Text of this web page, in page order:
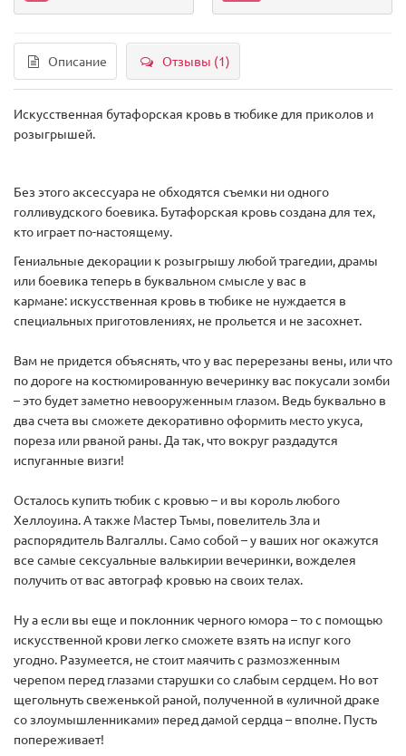
Описание Отзывы (1)
Искусственная бутафорская кровь в тюбике для приколов и
розыгрышей.
Без этого аксессуара не обходятся съемки ни одного
голливудского боевика. Бутафорская кровь создана для тех,
кто играет по-настоящему.
Гениальные декорации к розыгрышу любой трагедии, драмы
или боевика теперь в буквальном смысле у вас в
кармане: искусственная кровь в тюбике не нуждается в
специальных приготовлениях, не прольется и не засохнет.
Вам не придется объяснять, что у вас перерезаны вены, или что
по дороге на костюмированную вечеринку вас покусали зомби
– это будет заметно невооруженным глазом. Ведь буквально в
два счета вы сможете декоративно оформить место укуса,
пореза или рваной раны. Да так, что вокруг раздадутся
испуганные визги!
Осталось купить тюбик с кровью – и вы король любого
Хеллоуина. А также Мастер Тьмы, повелитель Зла и
распорядитель Валгаллы. Само собой – у ваших ног окажутся
все самые сексуальные валькирии вечеринки, вожделея
получить от вас автограф кровью на своих телах.
Ну а если вы еще и поклонник черного юмора – то с помощью
искусственной крови легко сможете взять на испуг кого
угодно. Разумеется, не стоит маячить с размозженным
черепом перед глазами старушки со слабым сердцем. Но вот
щегольнуть свеженькой раной, полученной в «уличной драке
со злоумышленниками» перед дамой сердца – вполне. Пусть
попереживает!